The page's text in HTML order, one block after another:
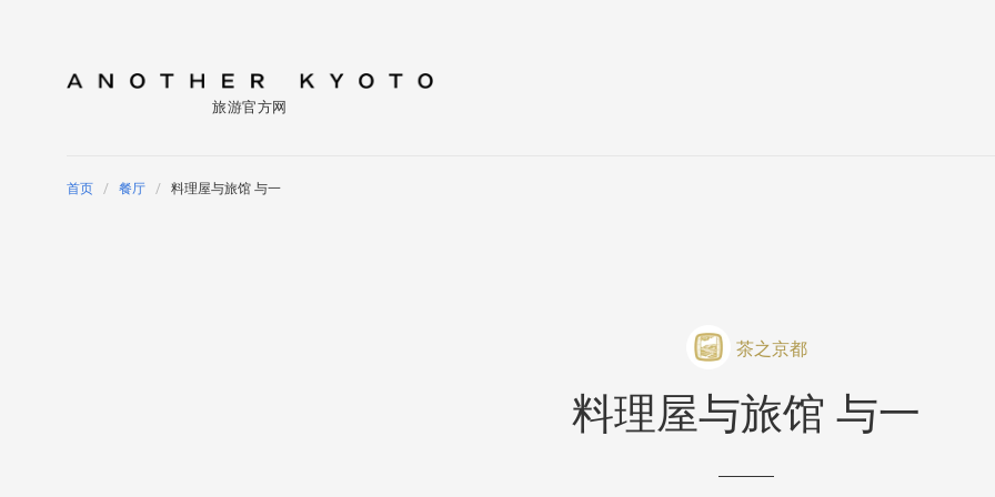
旅游官方网
首页 餐厅 料理屋与旅馆 与一
茶之京都
料理屋与旅馆 与一